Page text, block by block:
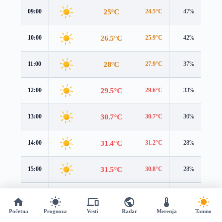
09:00 25°C 24.5°C 47%
10:00 26.5°C 25.9°C 42%
11:00 28°C 27.9°C 37%
12:00 29.5°C 29.6°C 33%
13:00 30.7°C 30.7°C 30%
14:00 31.4°C 31.2°C 28%
15:00 31.5°C 30.8°C 28%
Početna Prognoza Vesti Radar Merenja Tamno